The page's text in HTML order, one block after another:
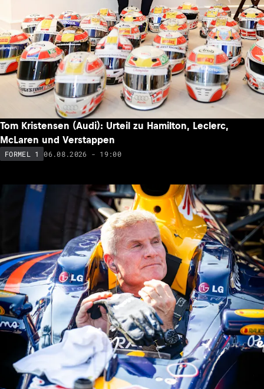
Tom Kristensen (Audi): Urteil zu Hamilton, Leclerc,
McLaren und Verstappen
FORMEL 1 06.08.2026 - 19:00